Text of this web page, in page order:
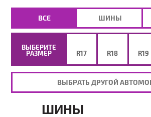
ВЫБЕРИТЕ
РАЗМЕР
R17 R18 R19
ВЫБРАТЬ ДРУГОЙ
ВСЕ ШИНЫ
ШИНЫ